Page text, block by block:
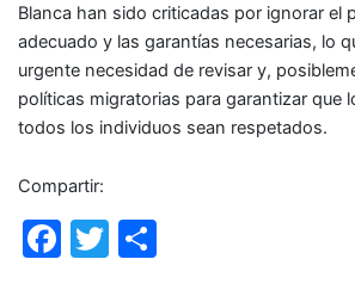
Blanca han sido criticadas por ignorar el
adecuado y las garantías necesarias, lo
urgente necesidad de revisar y,
políticas migratorias para garantizar que
todos los individuos sean respetados.
Compartir:
F
T